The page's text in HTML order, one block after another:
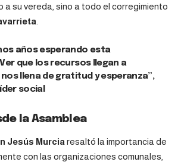
a su vereda, sino a todo el corregimiento
años esperando esta
que los recursos llegan a
llena de gratitud y esperanza”,
social
la Asamblea
Jesús Murcia resaltó la importancia de
con las organizaciones comunales,